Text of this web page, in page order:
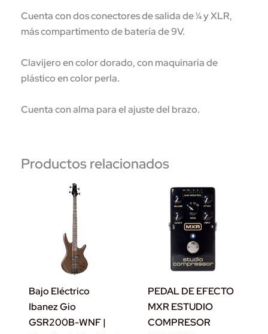
Cuenta con dos conectores de salida de ¼ y XLR,
más compartimento de batería de 9V.
Clavijero en color dorado, con maquinaria de
plástico en color perla.
Cuenta con alma para el ajuste del brazo.
Productos relacionados
Bajo Eléctrico
Ibanez Gio
GSR200B-WNF |
PEDAL DE EFECTO
MXR ESTUDIO
COMPRESOR